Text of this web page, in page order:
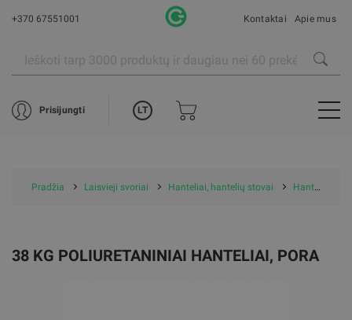
+370 67551001 Kontaktai Apie mus
Prisijungti LT
Pradžia Laisvieji svoriai Hanteliai, hantelių stovai Hanteliai
38 KG POLIURETANINIAI HANTELIAI, PORA